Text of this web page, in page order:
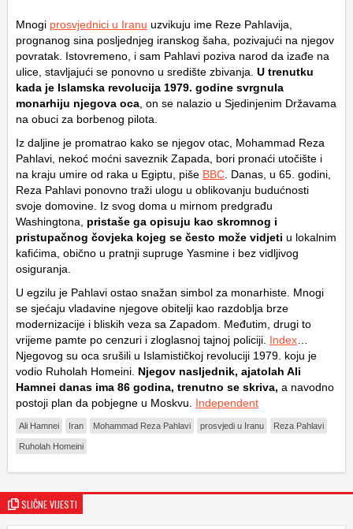
Mnogi prosvjednici u Iranu uzvikuju ime Reze Pahlavija,
prognanog sina posljednjeg iranskog šaha, pozivajući na njegov
povratak. Istovremeno, i sam Pahlavi poziva narod da izađe na
ulice, stavljajući se ponovno u središte zbivanja. U trenutku
kada je Islamska revolucija 1979. godine svrgnula
monarhiju njegova oca , on se nalazio u Sjedinjenim Državama
na obuci za borbenog pilota.
Iz daljine je promatrao kako se njegov otac, Mohammad Reza
Pahlavi, nekoć moćni saveznik Zapada, bori pronaći utočište i
na kraju umire od raka u Egiptu, piše BBC . Danas, u 65. godini,
Reza Pahlavi ponovno traži ulogu u oblikovanju budućnosti
svoje domovine. Iz svog doma u mirnom predgrađu
Washingtona, pristaše ga opisuju kao skromnog i
pristupačnog čovjeka kojeg se često može vidjeti u lokalnim
kafićima, obično u pratnji supruge Yasmine i bez vidljivog
osiguranja.
U egzilu je Pahlavi ostao snažan simbol za monarhiste. Mnogi
se sjećaju vladavine njegove obitelji kao razdoblja brze
modernizacije i bliskih veza sa Zapadom. Međutim, drugi to
vrijeme pamte po cenzuri i zloglasnoj tajnoj policiji. Index
Njegovog su oca srušili u Islamističkoj revoluciji 1979. koju je
vodio Ruholah Homeini. Njegov nasljednik, ajatolah Ali
Hamnei danas ima 86 godina, trenutno se skriva, a navodno
postoji plan da pobjegne u Moskvu. Independent
Ali Hamnei Iran Mohammad Reza Pahlavi prosvjedi u Iranu Reza Pahlavi
Ruholah Homeini
SLIČNE VIJESTI